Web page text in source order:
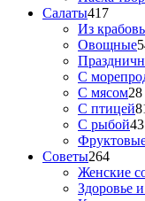
Салаты417
Из
Овощные
С
С мясом28
С птицей
С рыбой43
Советы264
Женские
Здоровье